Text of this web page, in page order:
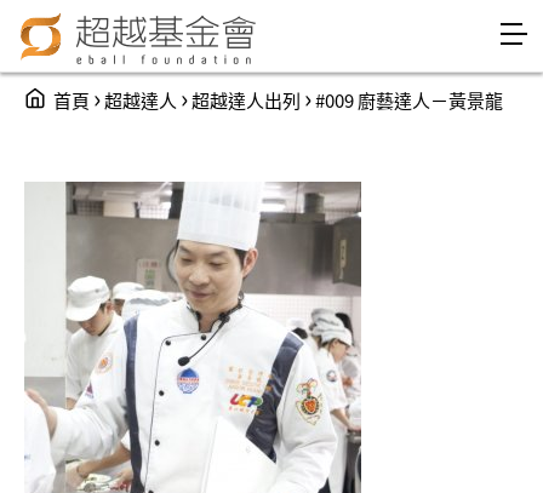
Jump to Navigation
Jump to Main content
You are here
首頁 ›超越達人 ›超越達人出列 ›#009 廚藝達人－黃景龍